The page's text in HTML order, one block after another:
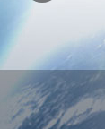
人性化